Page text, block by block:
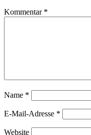
Kommentar *
Name *
E-Mail-Adresse *
Website